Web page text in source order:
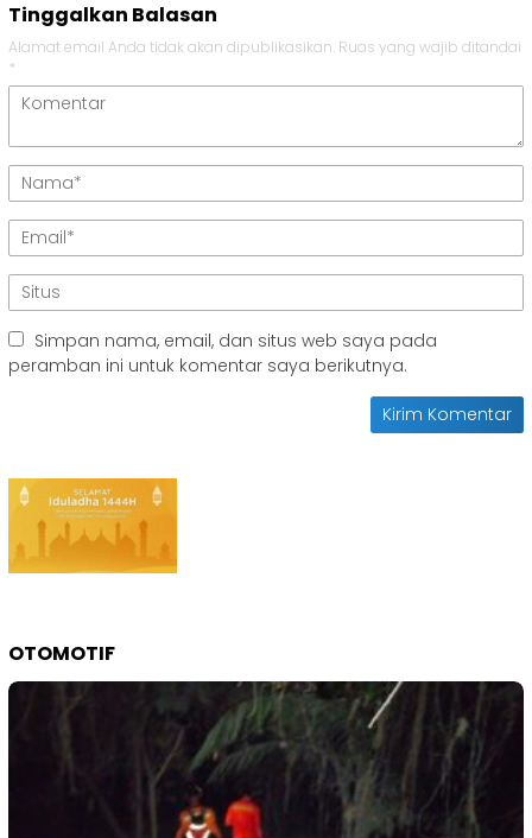
Tinggalkan Balasan
Alamat email Anda tidak akan dipublikasikan. Ruas yang wajib ditandai
*
Simpan nama, email, dan situs web saya pada
peramban ini untuk komentar saya berikutnya.
OTOMOTIF